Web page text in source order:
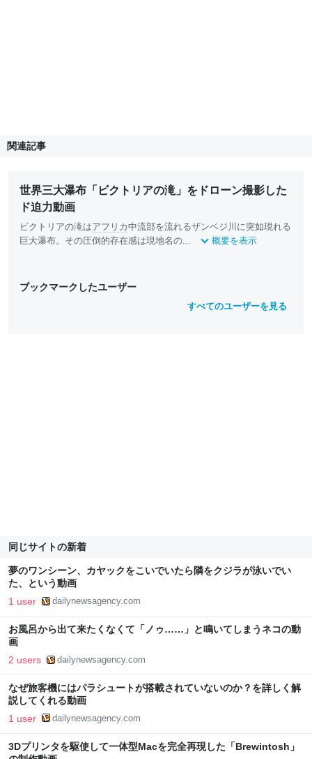
関連記事
世界三大瀑布「ビクトリアの滝」をドローン撮影した
ド迫力動画
ビクトリアの滝はアフリカ中流部を流れるザンベジ川に突如現れる
巨大瀑布。その圧倒的存在感は現地名の...
概要を表示
ブックマークしたユーザー
すべてのユーザーを見る
同じサイトの新着
夢のワンシーン、カヤックをこいでいたら隣をクジラが泳いでい
た、という動画
1 user dailynewsagency.com
お風呂から出て来たくなくて「ノゥ……」と鳴いてしまうネコの動
画
2 users dailynewsagency.com
なぜ旅客機にはパラシュートが搭載されていないのか？を詳しく解
説してくれる動画
1 user dailynewsagency.com
3Dプリンタを駆使して一体型Macを完全再現した「Brewintosh」